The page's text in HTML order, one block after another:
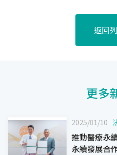
返回
更多
2025/01/10
推動醫療永續 玉山攜手樂生療養院
永續發展合